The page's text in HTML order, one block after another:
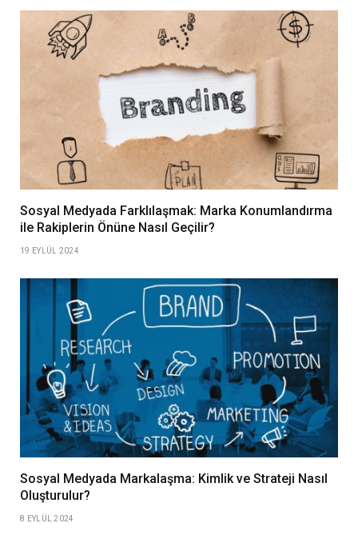
Sosyal Medyada Farklılaşmak: Marka Konumlandırma
ile Rakiplerin Önüne Nasıl Geçilir?
19 EYLÜL 2024
Sosyal Medyada Markalaşma: Kimlik ve Strateji Nasıl
Oluşturulur?
8 EYLÜL 2024